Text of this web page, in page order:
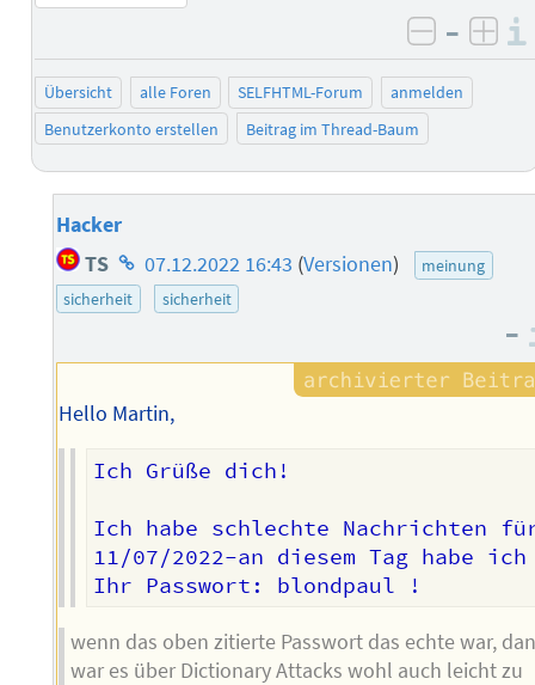
negativ
–
Übersicht alle Foren SELFHTML-Forum
anmelden
Benutzerkonto erstellen
Beitrag im Thread-Baum
Hacker
TS Homepage
des
07.12.2022 16:43 (Versionen)
meinung
sicherheit
sicherheit
–
Hello Martin,
Ich Grüße dich!
Ich habe schlechte Nachrichten
11/07/2022-an diesem Tag habe
wenn das oben zitierte Passwort das echte war,
war es über Dictionary Attacks wohl auch leicht zu